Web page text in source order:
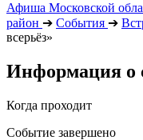
Афиша Московской
район ➔ События ➔
всерьёз»
Информация о
Когда проходит
Событие завершено